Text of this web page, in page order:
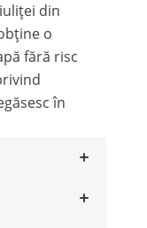
din
o
fără risc
în